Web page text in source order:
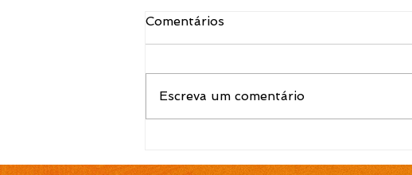
Comentários
Escreva um comentário